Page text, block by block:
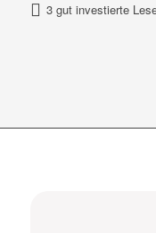
3 gut investierte